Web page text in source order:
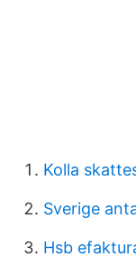
Kolla
Sverige
Hsb